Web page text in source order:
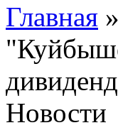
Главная »
Новости